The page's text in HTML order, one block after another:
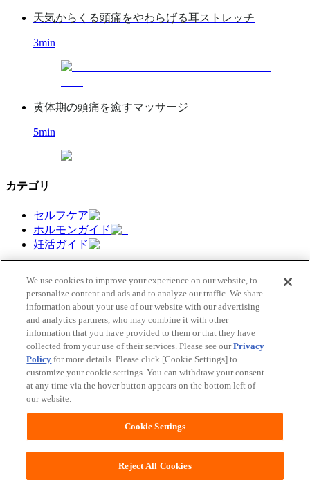
天気からくる頭痛をやわらげる耳ストレッチ
3min
黄体期の頭痛を癒すマッサージ
5min
カテゴリ
セルフケア
ホルモンガイド
妊活ガイド
今すぐアプリ無料ダウンロード
ソフィBe（ソフィビー）は、
ホルモンの変化でゆらぎがちな毎日を
自分らしく過ごせるようにサポートします。
ユニ・チャームHOME
ウェブサイト利用規約
公式アカウント コミュニティガイドライン
障がいの表記について
We use cookies to improve your experience on our website, to
personalize content and ads and to analyze our traffic. We share
information about your use of our website with our advertising
and analytics partners, who may combine it with other
information that you have provided to them or that they have
collected from your use of their services. Please see ourPrivacy
Policy for more details. Please click [Cookie Settings] to
customize your cookie settings. You can withdraw your consent
at any time via the hover button appears on the bottom left of
our website.
Cookie Settings
Reject All Cookies